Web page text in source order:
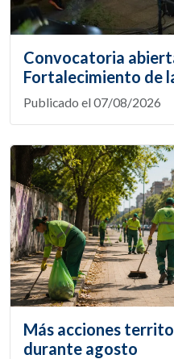
Convocatoria
Fortalecimiento de
Publicado el 07/08/2026
Más acciones
durante agosto